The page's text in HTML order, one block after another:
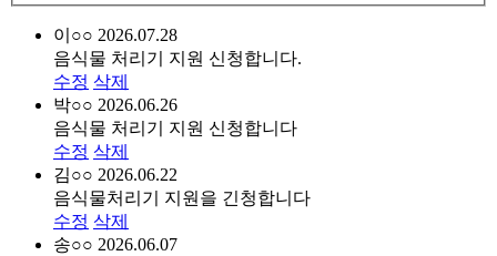
이○○ 2026.07.28
음식물 처리기 지원 신청합니다.
수정 삭제
박○○ 2026.06.26
음식물 처리기 지원 신청합니다
수정 삭제
김○○ 2026.06.22
음식물처리기 지원을 긴청합니다
수정 삭제
송○○ 2026.06.07